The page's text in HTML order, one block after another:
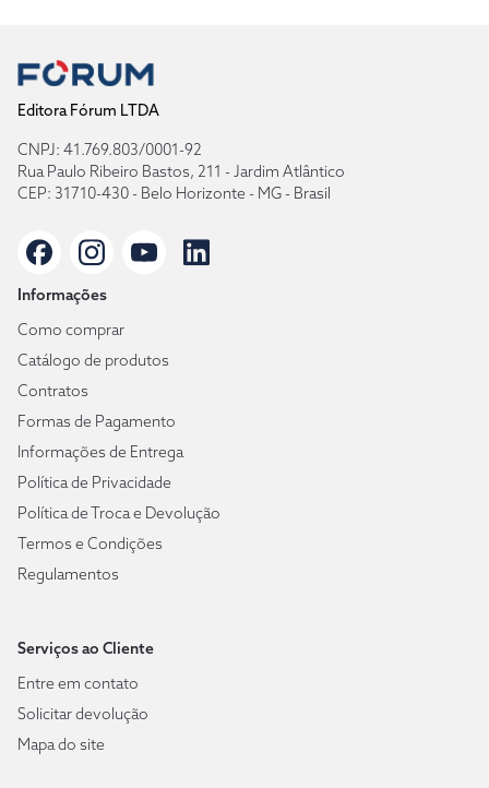
Editora Fórum LTDA
CNPJ: 41.769.803/0001-92
Rua Paulo Ribeiro Bastos, 211 - Jardim Atlântico
CEP: 31710-430 - Belo Horizonte - MG - Brasil
Informações
Como comprar
Catálogo de produtos
Contratos
Formas de Pagamento
Informações de Entrega
Política de Privacidade
Política de Troca e Devolução
Termos e Condições
Regulamentos
Serviços ao Cliente
Entre em contato
Solicitar devolução
Mapa do site